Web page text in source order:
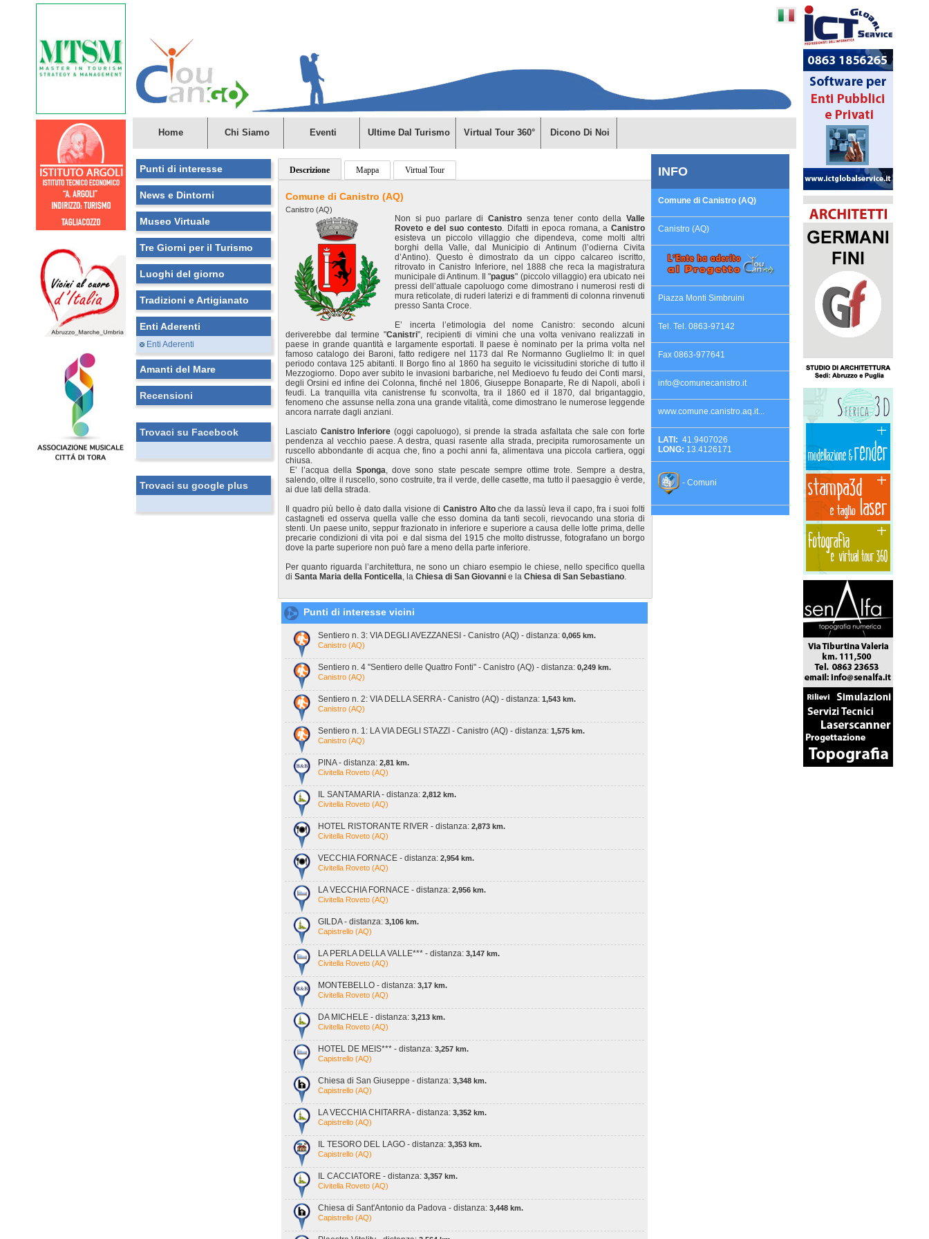
Home Chi Siamo Eventi Ultime Dal Turismo Virtual Tour 360° Dicono Di Noi
Punti di interesse
News e Dintorni
Museo Virtuale
Tre Giorni per il Turismo
Luoghi del giorno
Tradizioni e Artigianato
Enti Aderenti
Enti Aderenti
Amanti del Mare
Recensioni
Trovaci su Facebook
Trovaci su google plus
Descrizione Mappa Virtual Tour
Comune di Canistro (AQ)
Canistro (AQ)
Non si puo parlare di Canistro senza tener conto della Valle
Roveto e del suo contesto. Difatti in epoca romana, aCanistro
esisteva un piccolo villaggio che dipendeva, come molti altri
borghi della Valle, dal Municipio di Antinum (l’odierna Civita
d’Antino). Questo è dimostrato da un cippo calcareo iscritto,
ritrovato in Canistro Inferiore, nel 1888 che reca la magistratura
municipale di Antinum. Il "pagus" (piccolo villaggio) era ubicato nei
pressi dell’attuale capoluogo come dimostrano i numerosi resti di
mura reticolate, di ruderi laterizi e di frammenti di colonna rinvenuti
presso Santa Croce.
E’ incerta l’etimologia del nome Canistro: secondo alcuni
deriverebbe dal termine "Canistri", recipienti di vimini che una volta venivano realizzati in
paese in grande quantità e largamente esportati. Il paese è nominato per la prima volta nel
famoso catalogo dei Baroni, fatto redigere nel 1173 dal Re Normanno Guglielmo II: in quel
periodo contava 125 abitanti. Il Borgo fino al 1860 ha seguito le vicissitudini storiche di tutto il
Mezzogiorno. Dopo aver subito le invasioni barbariche, nel Medioevo fu feudo dei Conti marsi,
degli Orsini ed infine dei Colonna, finché nel 1806, Giuseppe Bonaparte, Re di Napoli, abolì i
feudi. La tranquilla vita canistrense fu sconvolta, tra il 1860 ed il 1870, dal brigantaggio,
fenomeno che assunse nella zona una grande vitalità, come dimostrano le numerose leggende
ancora narrate dagli anziani.
Lasciato Canistro Inferiore (oggi capoluogo), si prende la strada asfaltata che sale con forte
pendenza al vecchio paese. A destra, quasi rasente alla strada, precipita rumorosamente un
ruscello abbondante di acqua che, fino a pochi anni fa, alimentava una piccola cartiera, oggi
chiusa.
E’ l’acqua dellaSponga, dove sono state pescate sempre ottime trote. Sempre a destra,
salendo, oltre il ruscello, sono costruite, tra il verde, delle casette, ma tutto il paesaggio è verde,
ai due lati della strada.
Il quadro più bello è dato dalla visione di Canistro Altoche da lassù leva il capo, fra i suoi folti
castagneti ed osserva quella valle che esso domina da tanti secoli, rievocando una storia di
stenti. Un paese unito, seppur frazionato in inferiore e superiore a causa delle lotte prima, delle
precarie condizioni di vita poi e dal sisma del 1915 che molto distrusse, fotografano un borgo
dove la parte superiore non può fare a meno della parte inferiore.
Per quanto riguarda l’architettura, ne sono un chiaro esempio le chiese, nello specifico quella
di Santa Maria della Fonticella, la Chiesa di San Giovanni e la Chiesa di San Sebastiano.
Punti di interesse vicini
Sentiero n. 3: VIA DEGLI AVEZZANESI - Canistro (AQ) - distanza: 0,065 km.
Canistro (AQ)
Sentiero n. 4 "Sentiero delle Quattro Fonti" - Canistro (AQ) - distanza: 0,249 km.
Canistro (AQ)
Sentiero n. 2: VIA DELLA SERRA - Canistro (AQ) - distanza: 1,543 km.
Canistro (AQ)
Sentiero n. 1: LA VIA DEGLI STAZZI - Canistro (AQ) - distanza: 1,575 km.
Canistro (AQ)
PINA - distanza: 2,81 km.
Civitella Roveto (AQ)
IL SANTAMARIA - distanza: 2,812 km.
Civitella Roveto (AQ)
HOTEL RISTORANTE RIVER - distanza: 2,873 km.
Civitella Roveto (AQ)
VECCHIA FORNACE - distanza: 2,954 km.
Civitella Roveto (AQ)
LA VECCHIA FORNACE - distanza: 2,956 km.
Civitella Roveto (AQ)
GILDA - distanza: 3,106 km.
Capistrello (AQ)
LA PERLA DELLA VALLE*** - distanza: 3,147 km.
Civitella Roveto (AQ)
MONTEBELLO - distanza: 3,17 km.
Civitella Roveto (AQ)
DA MICHELE - distanza: 3,213 km.
Civitella Roveto (AQ)
HOTEL DE MEIS*** - distanza: 3,257 km.
Capistrello (AQ)
Chiesa di San Giuseppe - distanza: 3,348 km.
Capistrello (AQ)
LA VECCHIA CHITARRA - distanza: 3,352 km.
Capistrello (AQ)
IL TESORO DEL LAGO - distanza: 3,353 km.
Capistrello (AQ)
IL CACCIATORE - distanza: 3,357 km.
Civitella Roveto (AQ)
Chiesa di Sant'Antonio da Padova - distanza: 3,448 km.
Capistrello (AQ)
INFO
Comune di Canistro (AQ)
Canistro (AQ)
Piazza Monti Simbruini
Tel. Tel. 0863-97142
Fax 0863-977641
info@comunecanistro.it
www.comune.canistro.aq.it...
LATI: 41.9407026
LONG: 13.4126171
- Comuni